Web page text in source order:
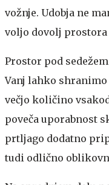
vožnje. Udobja ne
voljo dovolj
Prostor pod
Vanj lahko
večjo količino
poveča uporabnost
prtljago dodatno
tudi odlično